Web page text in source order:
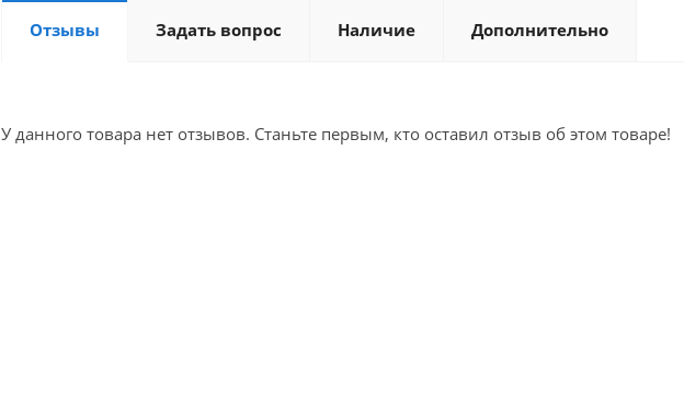
Отзывы Задать вопрос Наличие Дополнительно
У данного товара нет отзывов. Станьте первым, кто оставил отзыв об этом товаре!